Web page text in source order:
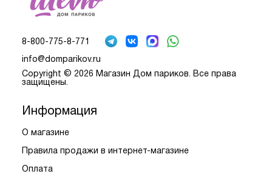
8-800-775-8-771
info@domparikov.ru
Copyright © 2026 Магазин Дом париков. Все права
защищены.
Информация
О магазине
Правила продажи в интернет-магазине
Оплата